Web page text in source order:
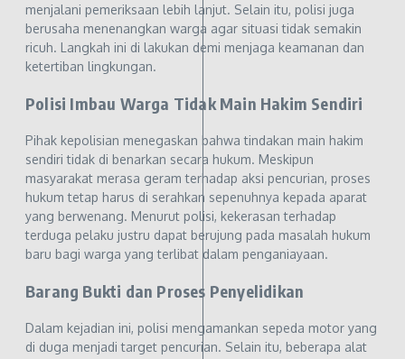
menjalani pemeriksaan lebih lanjut. Selain itu, polisi juga
berusaha menenangkan warga agar situasi tidak semakin
ricuh. Langkah ini di lakukan demi menjaga keamanan dan
ketertiban lingkungan.
Polisi Imbau Warga Tidak Main Hakim Sendiri
Pihak kepolisian menegaskan bahwa tindakan main hakim
sendiri tidak di benarkan secara hukum. Meskipun
masyarakat merasa geram terhadap aksi pencurian, proses
hukum tetap harus di serahkan sepenuhnya kepada aparat
yang berwenang. Menurut polisi, kekerasan terhadap
terduga pelaku justru dapat berujung pada masalah hukum
baru bagi warga yang terlibat dalam penganiayaan.
Barang Bukti dan Proses Penyelidikan
Dalam kejadian ini, polisi mengamankan sepeda motor yang
di duga menjadi target pencurian. Selain itu, beberapa alat